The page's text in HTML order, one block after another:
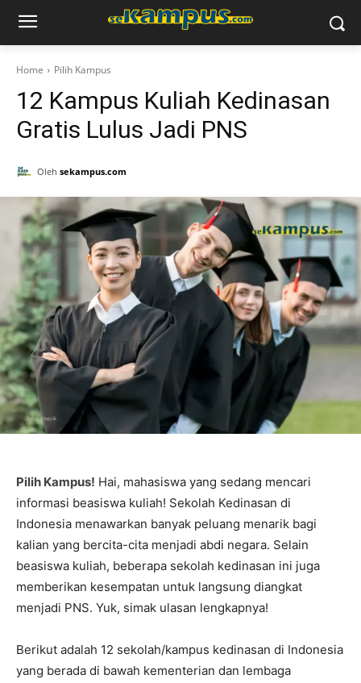
Home Pilih Kampus
12 Kampus Kuliah Kedinasan
Gratis Lulus Jadi PNS
Oleh sekampus.com
Pilih Kampus! Hai, mahasiswa yang sedang mencari
informasi beasiswa kuliah! Sekolah Kedinasan di
Indonesia menawarkan banyak peluang menarik bagi
kalian yang bercita-cita menjadi abdi negara. Selain
beasiswa kuliah, beberapa sekolah kedinasan ini juga
memberikan kesempatan untuk langsung diangkat
menjadi PNS. Yuk, simak ulasan lengkapnya!
Berikut adalah 12 sekolah/kampus kedinasan di Indonesia
yang berada di bawah kementerian dan lembaga